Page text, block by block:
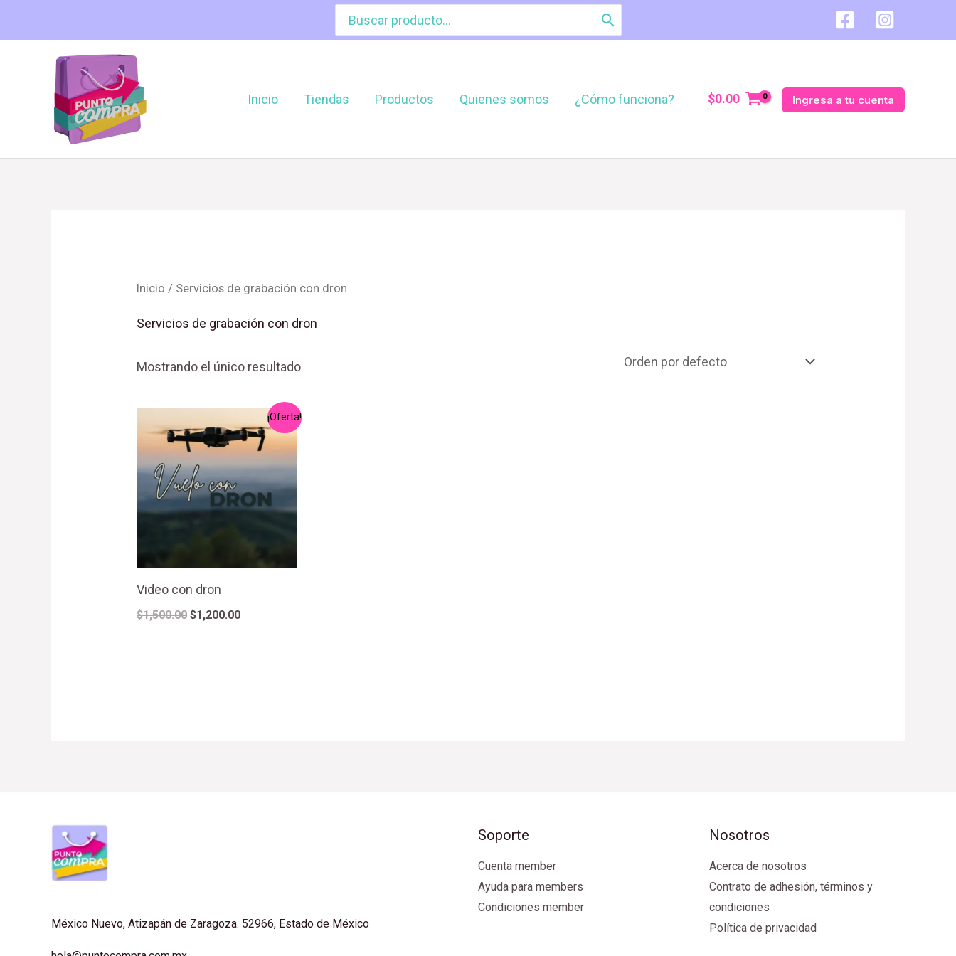
por:
Inicio Tiendas Productos Quienes somos ¿Cómo funciona? $0.00 Ingresa a tu cuenta
Inicio / Servicios de grabación con dron
Servicios de grabación con dron
Mostrando el único resultado
¡Oferta!
Video con dron
$1,500.00
precio
original
era:
$1,500.00.
$1,200.00
precio
actual
es:
$1,200.00.
México Nuevo, Atizapán de Zaragoza. 52966, Estado de México
Soporte
Cuenta member
Ayuda para members
Condiciones member
Nosotros
Acerca de nosotros
Contrato de adhesión, términos y
condiciones
Política de privacidad